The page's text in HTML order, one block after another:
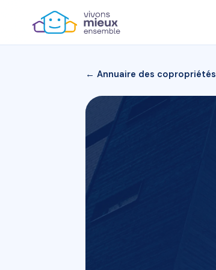
← Annuaire des copropriétés